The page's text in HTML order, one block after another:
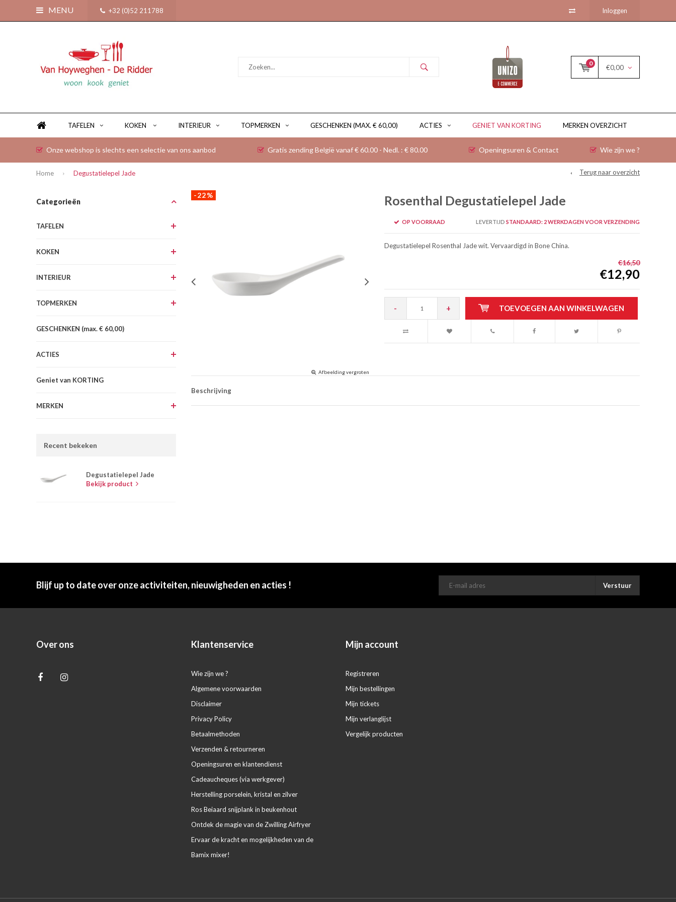
MENU +32 (0)52 211788 Inloggen
0
€0,00
TAFELEN KOKEN INTERIEUR TOPMERKEN GESCHENKEN (MAX. € 60,00) ACTIES GENIET VAN KORTING MERKEN OVERZICHT
Onze webshop is slechts een selectie van ons aanbod Gratis zending België vanaf € 60.00 - Nedl. : € 80.00 Openingsuren & Contact Wie zijn we ?
Home Degustatielepel Jade Terug naar overzicht
Categorieën
TAFELEN
KOKEN
INTERIEUR
TOPMERKEN
GESCHENKEN (max. € 60,00)
ACTIES
Geniet van KORTING
MERKEN
Recent bekeken
Degustatielepel Jade
Bekijk product
-22%
Afbeelding vergroten
Rosenthal Degustatielepel Jade
OP VOORRAAD LEVERTIJD STANDAARD: 2 WERKDAGEN VOOR VERZENDING
Degustatielepel Rosenthal Jade wit. Vervaardigd in Bone China.
€16,50
€12,90
- + TOEVOEGEN AAN WINKELWAGEN
Beschrijving
Blijf up to date over onze activiteiten, nieuwigheden en acties ! Verstuur
Over ons Klantenservice
Wie zijn we ?
Algemene voorwaarden
Disclaimer
Privacy Policy
Betaalmethoden
Verzenden & retourneren
Openingsuren en klantendienst
Cadeaucheques (via werkgever)
Herstelling porselein, kristal en zilver
Ros Beiaard snijplank in beukenhout
Ontdek de magie van de Zwilling Airfryer
Ervaar de kracht en mogelijkheden van de
Bamix mixer!
Mijn account
Registreren
Mijn bestellingen
Mijn tickets
Mijn verlanglijst
Vergelijk producten